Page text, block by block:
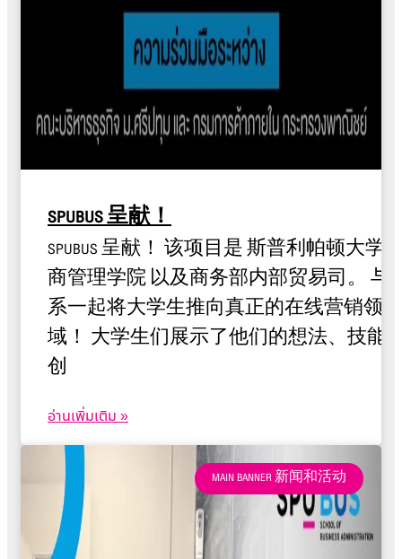
SPUBUS 呈献！
SPUBUS 呈献！ 该项目是 斯普利帕顿大学
商管理学院 以及商务部内部贸易司。 与
系一起将大学生推向真正的在线营销领
域！ 大学生们展示了他们的想法、技能
创
อ่านเพิ่มเติม »
MAIN BANNER 新闻和活动